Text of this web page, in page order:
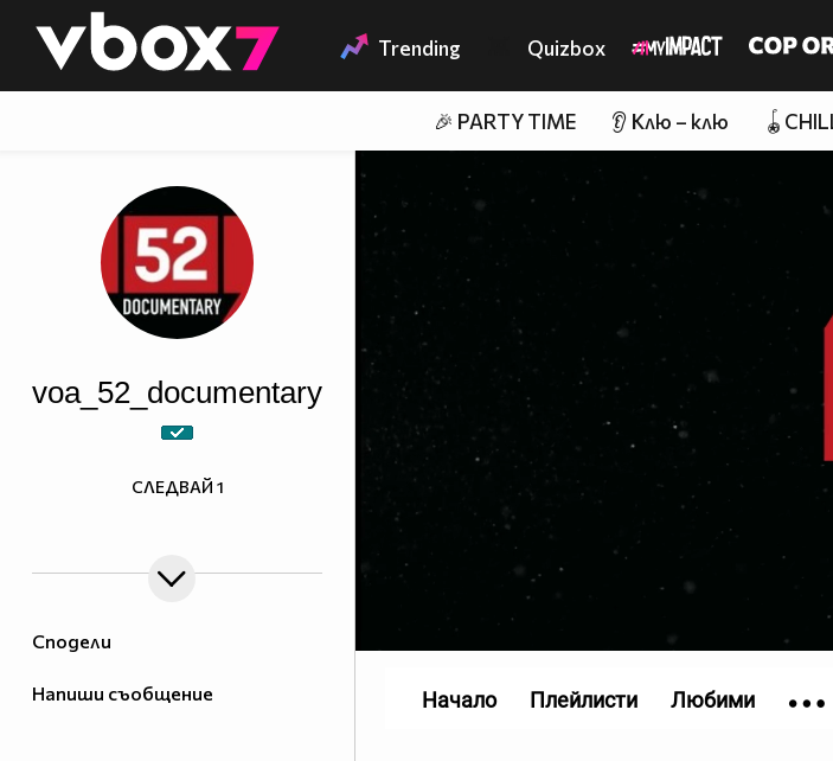
👾 Trending Quizbox
🎉 PARTY TIME 👂 Клю – клю
Сподели
Напиши съобщение
voa_52_documentary
СЛЕДВАЙ 1
Начало Плейлисти Любими